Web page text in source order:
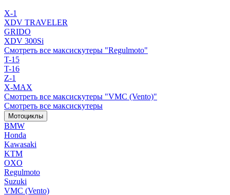
X-1
XDV TRAVELER
GRIDO
XDV 300Si
Смотреть все максискутеры "Regulmoto"
T-15
T-16
Z-1
X-MAX
Смотреть все максискутеры "VMC (Vento)"
Смотреть все максискутеры
Мотоциклы
BMW
Honda
Kawasaki
KTM
OXO
Regulmoto
Suzuki
VMC (Vento)